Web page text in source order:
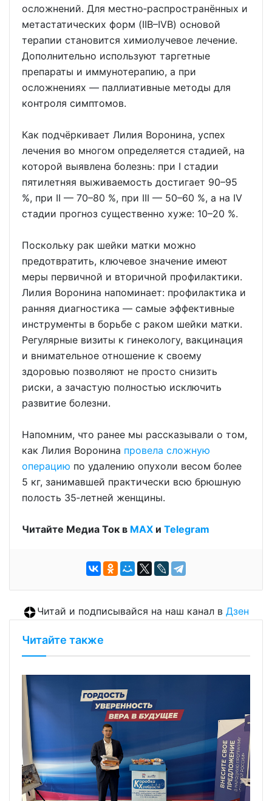
осложнений. Для местно‑распространённых и
метастатических форм (IIB–IVB) основой
терапии становится химиолучевое лечение.
Дополнительно используют таргетные
препараты и иммунотерапию, а при
осложнениях — паллиативные методы для
контроля симптомов.
Как подчёркивает Лилия Воронина, успех
лечения во многом определяется стадией, на
которой выявлена болезнь: при I стадии
пятилетняя выживаемость достигает 90–95
%, при II — 70–80 %, при III — 50–60 %, а на IV
стадии прогноз существенно хуже: 10–20 %.
Поскольку рак шейки матки можно
предотвратить, ключевое значение имеют
меры первичной и вторичной профилактики.
Лилия Воронина напоминает: профилактика и
ранняя диагностика — самые эффективные
инструменты в борьбе с раком шейки матки.
Регулярные визиты к гинекологу, вакцинация
и внимательное отношение к своему
здоровью позволяют не просто снизить
риски, а зачастую полностью исключить
развитие болезни.
Напомним, что ранее мы рассказывали о том,
как Лилия Воронина провела сложную
операцию по удалению опухоли весом более
5 кг, занимавшей практически всю брюшную
полость 35‑летней женщины.
Читайте Медиа Ток в МАХ и Telegram
Читай и подписывайся на наш канал в Дзен
Читайте также